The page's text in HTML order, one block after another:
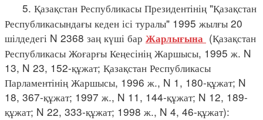
5. Қазақстан Республикасы Президентінің "Қазақстан
Республикасындағы кеден ісі туралы" 1995 жылғы 20
шілдедегі N 2368 заң күші бар Жарлығына (Қазақстан
Республикасы Жоғарғы Кеңесінің Жаршысы, 1995 ж. N
13, N 23, 152-құжат; Қазақстан Республикасы
Парламентінің Жаршысы, 1996 ж., N 1, 180-құжат; N
18, 367-құжат; 1997 ж., N 11, 144-құжат; N 12, 189-
құжат; N 22, 333-құжат; 1998 ж., N 4, 46-құжат):